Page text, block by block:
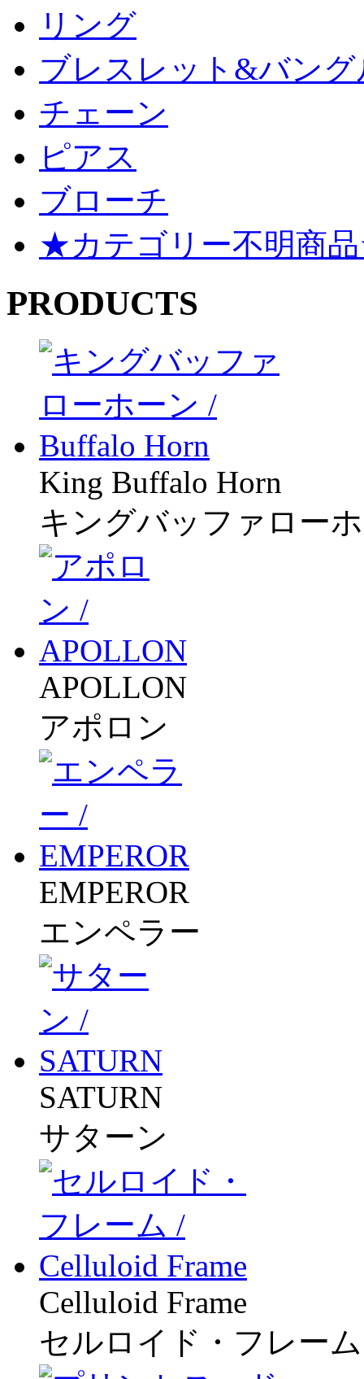
リング
ブレスレット&バング
チェーン
ピアス
ブローチ
★カテゴリー不明商
PRODUCTS
King Buffalo Horn
キングバッファロー
APOLLON
アポロン
EMPEROR
エンペラー
SATURN
サターン
Celluloid Frame
セルロイド・フレーム